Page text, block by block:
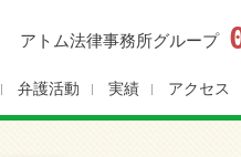
アトム法律事務所グループ
弁護活動 実績 アクセス